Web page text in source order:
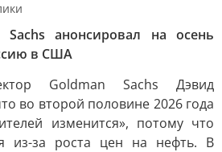
Sachs анонсировал на осень
в США
Goldman Sachs Дэвид
во второй половине 2026 года
изменится», потому что
из-за роста цен на нефть. В